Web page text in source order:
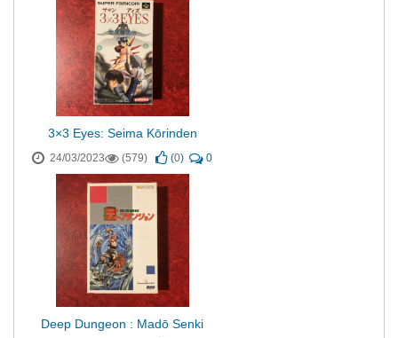
3×3 Eyes: Seima Kōrinden
24/03/2023 (579) (0) 0
Deep Dungeon : Madō Senki